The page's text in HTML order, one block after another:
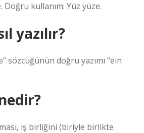
Doğru kullanım: Yüz yüze.
yazılır?
sözcüğünün doğru yazımı “ein
iş birliğini (biriyle birlikte